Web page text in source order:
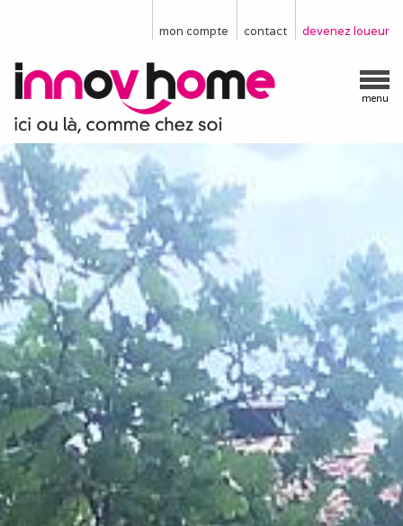
devenez loueur
contact
mon compte
menu